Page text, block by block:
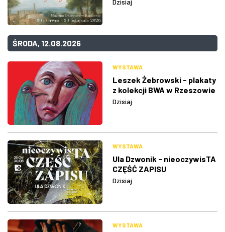
ŚRODA, 12.08.2026
WYSTAWA
Leszek Żebrowski - plakaty
z kolekcji BWA w Rzeszowie
Dzisiaj
WYSTAWA
Ula Dzwonik - nieoczywisTA
CZĘŚĆ ZAPISU
Dzisiaj
WYSTAWA